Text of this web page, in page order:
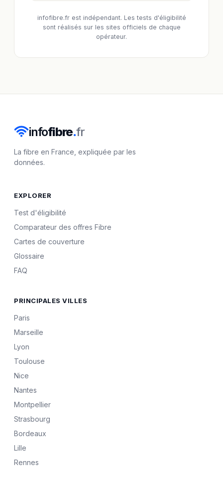
infofibre.fr est indépendant. Les tests d'éligibilité
sont réalisés sur les sites officiels de chaque
opérateur.
infofibre.fr
La fibre en France, expliquée par les
données.
EXPLORER
Test d'éligibilité
Comparateur des offres Fibre
Cartes de couverture
Glossaire
FAQ
PRINCIPALES VILLES
Paris
Marseille
Lyon
Toulouse
Nice
Nantes
Montpellier
Strasbourg
Bordeaux
Lille
Rennes